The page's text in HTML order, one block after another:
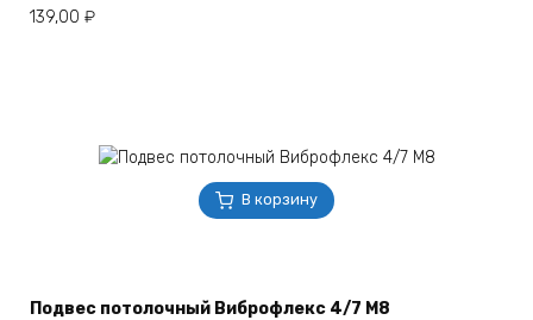
139,00 ₽
В корзину
Подвес потолочный Виброфлекс 4/7 М8